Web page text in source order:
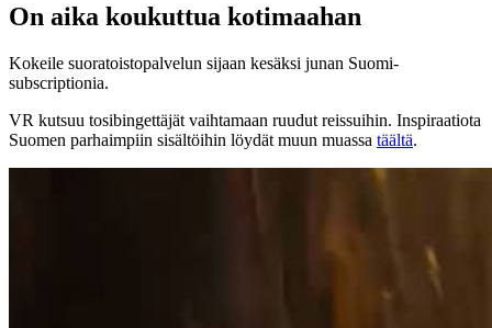
On aika koukuttua kotimaahan
Kokeile suoratoistopalvelun sijaan kesäksi junan Suomi-
subscriptionia.
VR kutsuu tosibingettäjät vaihtamaan ruudut reissuihin. Inspiraatiota
Suomen parhaimpiin sisältöihin löydät muun muassa täältä.